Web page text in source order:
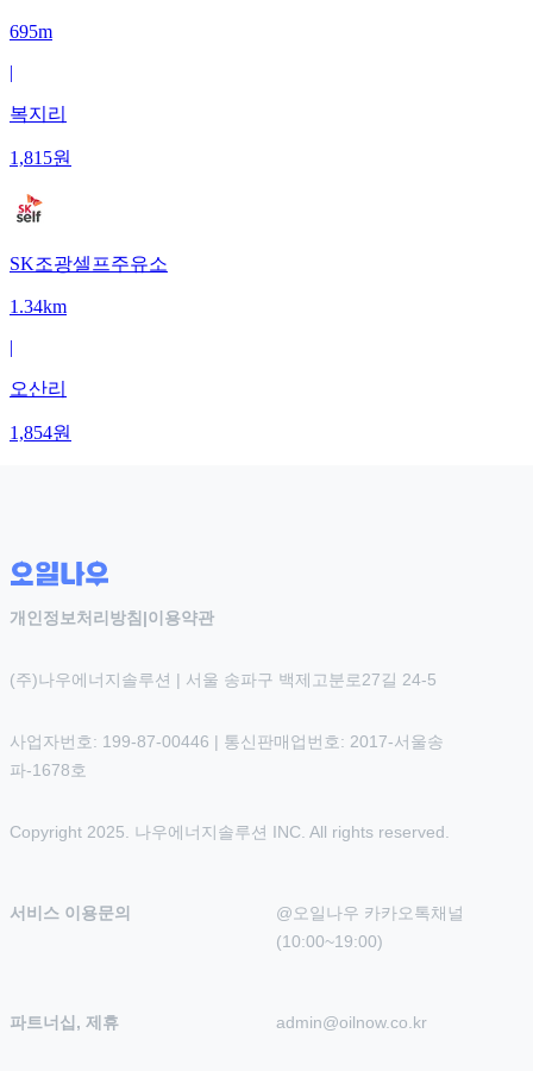
695m
|
복지리
1,815원
SK조광셀프주유소
1.34km
|
오산리
1,854원
개인정보처리방침 |이용약관
(주)나우에너지솔루션 | 서울 송파구 백제고분로27길 24-5
사업자번호: 199-87-00446 | 통신판매업번호: 2017-서울송
파-1678호
Copyright 2025. 나우에너지솔루션 INC. All rights reserved.
서비스 이용문의
@오일나우 카카오톡채널
(10:00~19:00)
파트너십, 제휴 admin@oilnow.co.kr